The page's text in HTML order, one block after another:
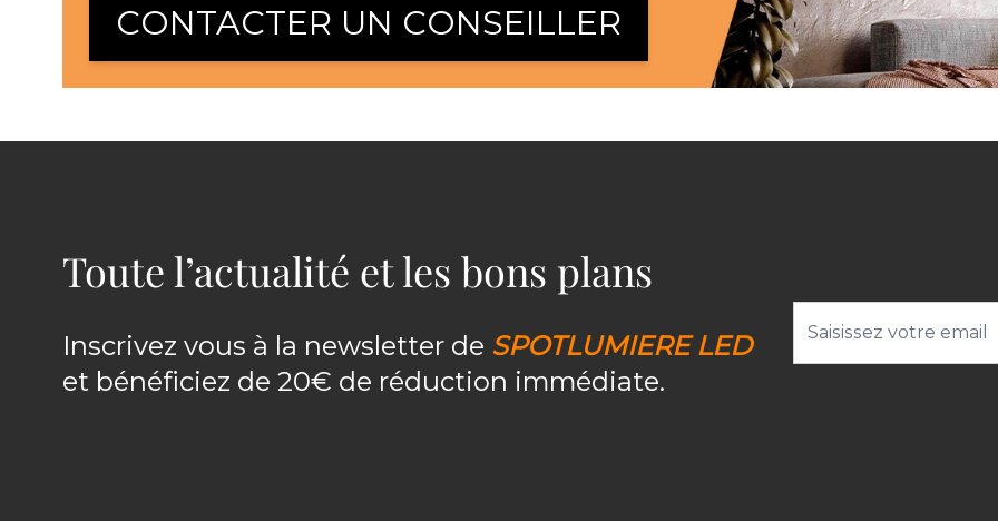
CONTACTER UN CONSEILLER
Toute l’actualité et les bons plans
Inscrivez vous à la newsletter de SPOTLUMIERE LED
et bénéficiez de 20€ de réduction immédiate.